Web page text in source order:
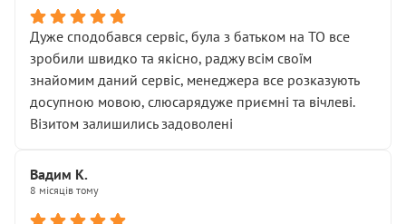
Дуже сподобався сервіс, була з батьком на ТО все
зробили швидко та якісно, раджу всім своїм
знайомим даний сервіс, менеджера все розказують
досупною мовою, слюсарядуже приємні та вічлеві.
Візитом залишились задоволені
Вадим К.
8 місяців тому